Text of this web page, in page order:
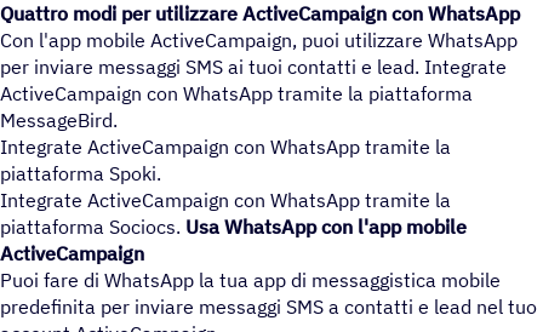
Quattro modi per utilizzare ActiveCampaign con WhatsApp
Con l'app mobile ActiveCampaign, puoi utilizzare WhatsApp
per inviare messaggi SMS ai tuoi contatti e lead. Integrate
ActiveCampaign con WhatsApp tramite la piattaforma
MessageBird.
Integrate ActiveCampaign con WhatsApp tramite la
piattaforma Spoki.
Integrate ActiveCampaign con WhatsApp tramite la
piattaforma Sociocs. Usa WhatsApp con l'app mobile
ActiveCampaign
Puoi fare di WhatsApp la tua app di messaggistica mobile
predefinita per inviare messaggi SMS a contatti e lead nel tuo